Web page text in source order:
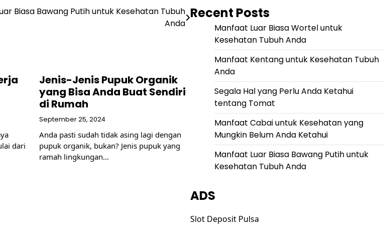
Biasa Bawang Putih untuk Kesehatan Tubuh
Anda
dari
Jenis-Jenis Pupuk Organik
yang Bisa Anda Buat Sendiri
di Rumah
September 25, 2024
Anda pasti sudah tidak asing lagi dengan
pupuk organik, bukan? Jenis pupuk yang
ramah lingkungan…
Recent Posts
Manfaat Luar Biasa Wortel untuk
Kesehatan Tubuh Anda
Manfaat Kentang untuk Kesehatan Tubuh
Anda
Segala Hal yang Perlu Anda Ketahui
tentang Tomat
Manfaat Cabai untuk Kesehatan yang
Mungkin Belum Anda Ketahui
Manfaat Luar Biasa Bawang Putih untuk
Kesehatan Tubuh Anda
ADS
Slot Deposit Pulsa